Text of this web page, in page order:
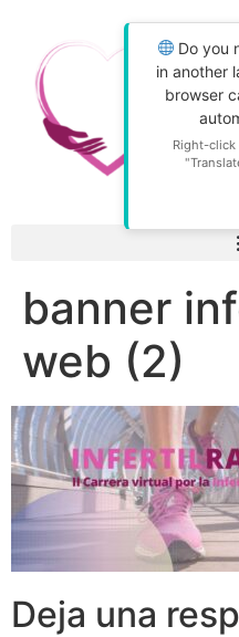
Do you
in another
browser
Right-
banner
web (2)
Deja una